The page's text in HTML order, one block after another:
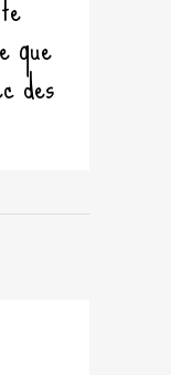
que
des